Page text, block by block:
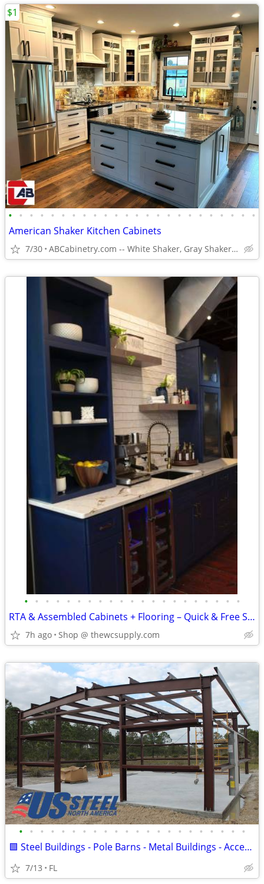
• • • • • • • • • • • • • • • • • • • • • • • •
American Shaker Kitchen Cabinets
7/30 ABCabinetry.com -- White Shaker, Gray Shaker, Raised Panel
$1
• • • • • • • • • • • • • • • • • • • • •
RTA & Assembled Cabinets + Flooring – Quick & Free Ship Options
7h ago Shop @ thewcsupply.com
• • • • • • • • • • • • • • • • • • • • • •
🟩 Steel Buildings - Pole Barns - Metal Buildings - Accessories 🟩
7/13 FL